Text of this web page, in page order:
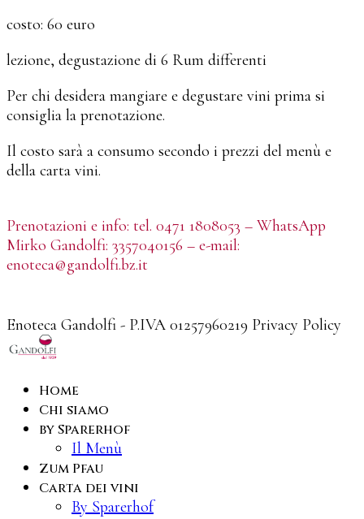
costo: 60 euro
lezione, degustazione di 6 Rum differenti
Per chi desidera mangiare e degustare vini prima si
consiglia la prenotazione.
Il costo sarà a consumo secondo i prezzi del menù e
della carta vini.
Prenotazioni e info: tel. 0471 1808053 – WhatsApp
Mirko Gandolfi: 3357040156 – e-mail:
enoteca@gandolfi.bz.it
Enoteca Gandolfi - P.IVA 01257960219 Privacy Policy
Home
Chi siamo
by Sparerhof
Il Menù
Zum Pfau
Carta dei vini
By Sparerhof